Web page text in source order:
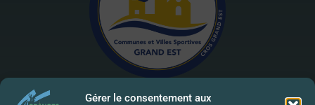
Gérer le consentement aux